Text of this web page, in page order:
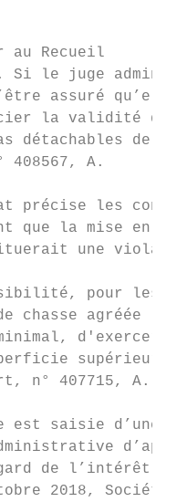
au Recueil
Si le juge
s’être assuré
la validité de
détachables de
408567, A.
précise les
que la mise en
une
pour les
chasse agréée
d'exercer
supérieure
n° 407715, A.
est saisie d’une
de l’intérêt
2018, Société